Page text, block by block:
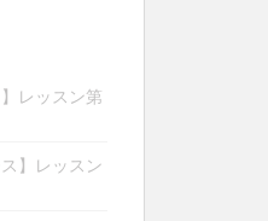
レッスン第
】レッスン